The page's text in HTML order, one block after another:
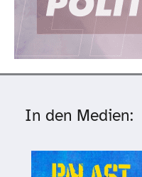
In den Medien: